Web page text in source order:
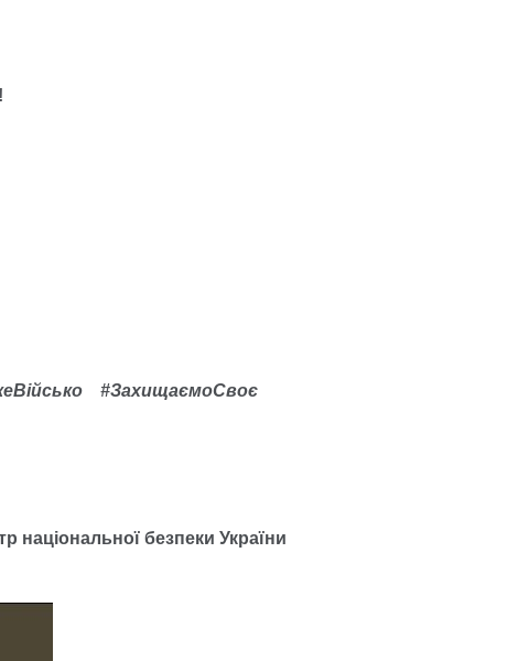
#ЗахищаємоСвоє
національної безпеки України